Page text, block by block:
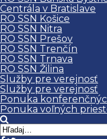
Centrála v Bratislave
RO SSN Košice
RO SSN Nitra
RO SSN Prešov
RO SSN Trenčín
RO SSN Trnava
RO SSN Žilina
Služby pre verejnosť
Služby pre verejnosť
Ponuka
Ponuka voľných